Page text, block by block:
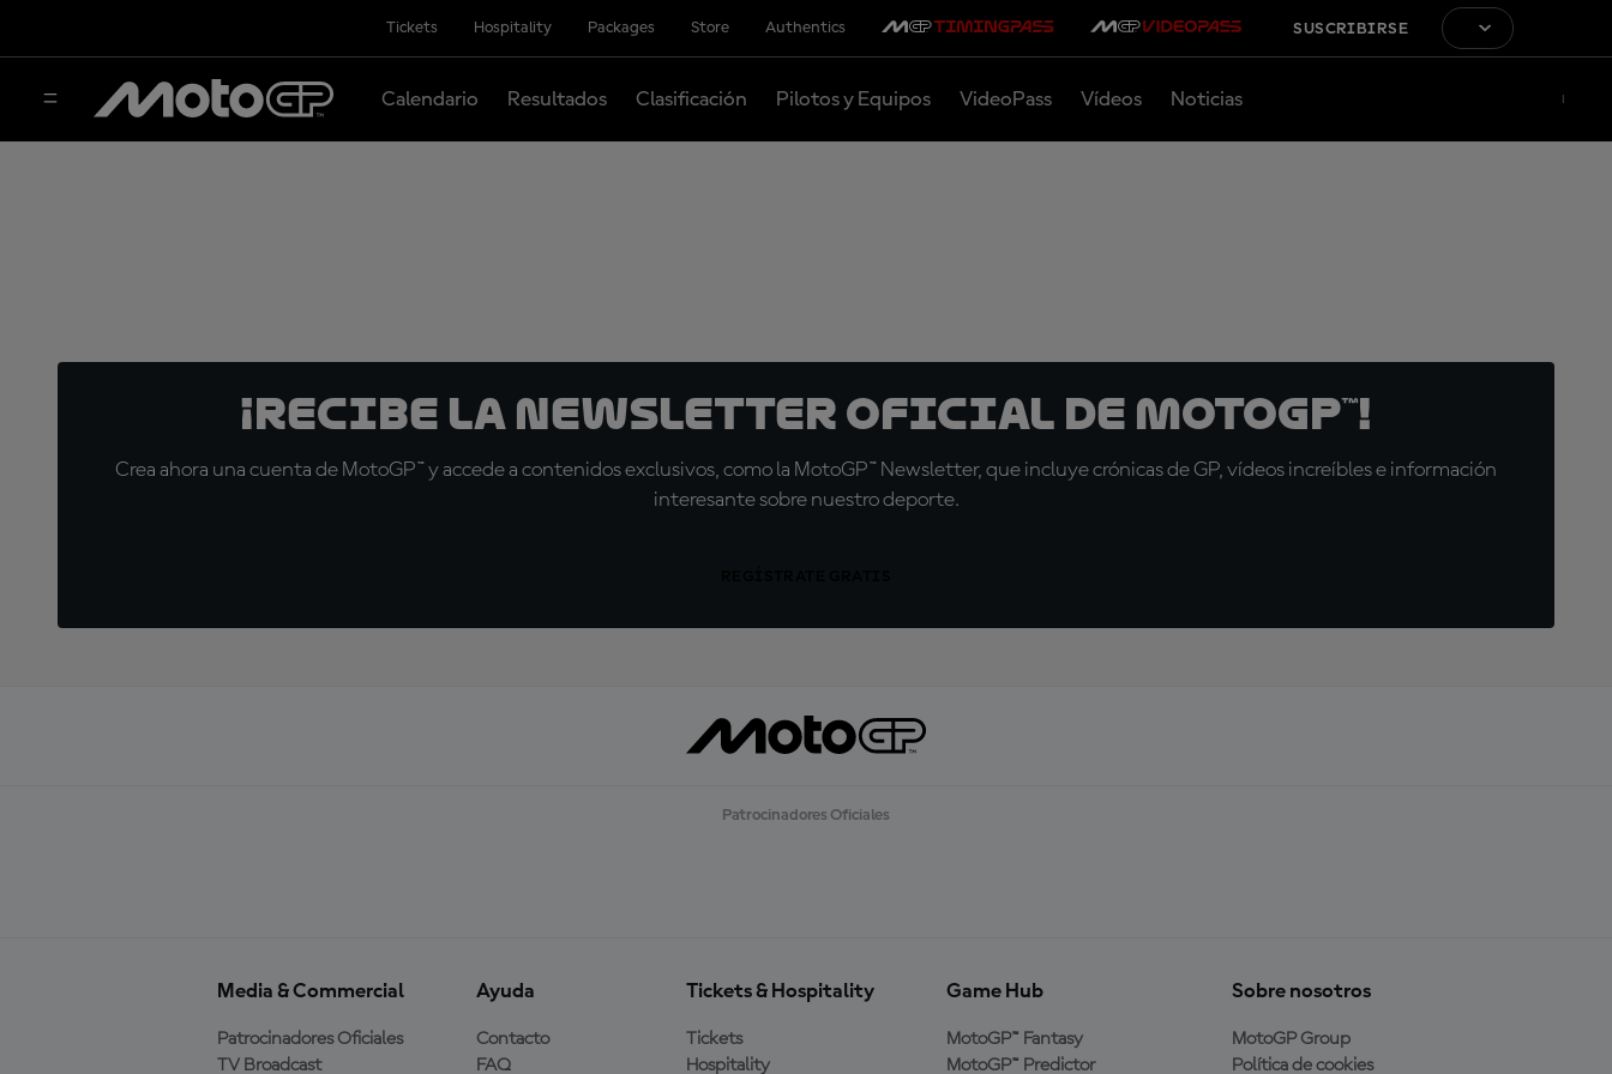
Tickets Hospitality Packages Store Authentics SUSCRIBIRSE
Calendario Resultados Clasificación Pilotos y Equipos VideoPass Vídeos Noticias
¡Recibe la Newsletter oficial de MotoGP™!
Crea ahora una cuenta de MotoGP™ y accede a contenidos exclusivos, como la MotoGP™ Newsletter, que incluye crónicas de GP, vídeos increíbles e información
interesante sobre nuestro deporte.
Patrocinadores Oficiales
Media & Commercial
Patrocinadores Oficiales
TV Broadcast
Ayuda
Contacto
FAQ
Tickets & Hospitality
Tickets
Hospitality
Game Hub
MotoGP™ Fantasy
MotoGP™ Predictor
Sobre nosotros
MotoGP Group
Política de cookies